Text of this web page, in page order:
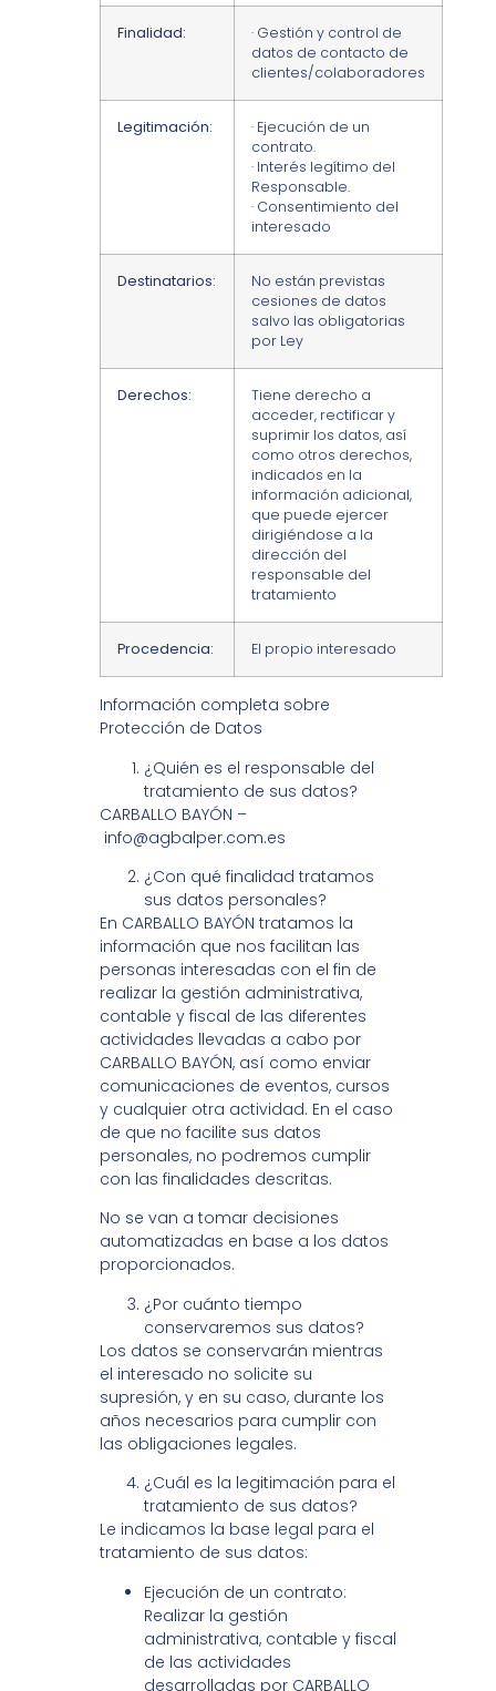
Finalidad:
· Gestión y control de
datos de contacto de
clientes/colaboradores
Legitimación:
· Ejecución de un
contrato.
· Interés legítimo del
Responsable.
· Consentimiento del
interesado
Destinatarios:
No están previstas
cesiones de datos
salvo las obligatorias
por Ley
Derechos:
Tiene derecho a
acceder, rectificar y
suprimir los datos, así
como otros derechos,
indicados en la
información adicional,
que puede ejercer
dirigiéndose a la
dirección del
responsable del
tratamiento
Procedencia: El propio interesado
Información completa sobre
Protección de Datos
¿Quién es el responsable del
tratamiento de sus datos?
CARBALLO BAYÓN –
info@agbalper.com.es
¿Con qué finalidad tratamos
sus datos personales?
En CARBALLO BAYÓN tratamos la
información que nos facilitan las
personas interesadas con el fin de
realizar la gestión administrativa,
contable y fiscal de las diferentes
actividades llevadas a cabo por
CARBALLO BAYÓN, así como enviar
comunicaciones de eventos, cursos
y cualquier otra actividad. En el caso
de que no facilite sus datos
personales, no podremos cumplir
con las finalidades descritas.
No se van a tomar decisiones
automatizadas en base a los datos
proporcionados.
¿Por cuánto tiempo
conservaremos sus datos?
Los datos se conservarán mientras
el interesado no solicite su
supresión, y en su caso, durante los
años necesarios para cumplir con
las obligaciones legales.
¿Cuál es la legitimación para el
tratamiento de sus datos?
Le indicamos la base legal para el
tratamiento de sus datos:
Ejecución de un contrato:
Realizar la gestión
administrativa, contable y fiscal
de las actividades
desarrolladas por CARBALLO